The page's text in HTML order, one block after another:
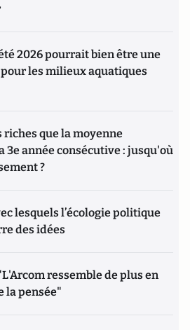
2026 pourrait bien être une
les milieux aquatiques
riches que la moyenne
3e année consécutive : jusqu'où
?
lesquels l’écologie politique
des idées
ressemble de plus en
la pensée"